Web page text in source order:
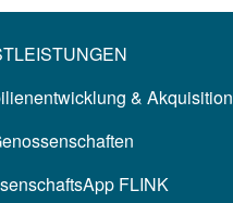
& Akquisition
FLINK